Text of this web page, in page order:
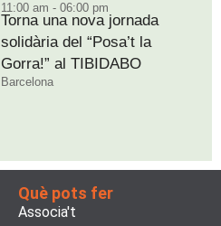
11:00 am - 06:00 pm
Torna una nova jornada
solidària del “Posa’t la
Gorra!” al TIBIDABO
Barcelona
Què pots fer
Associa't